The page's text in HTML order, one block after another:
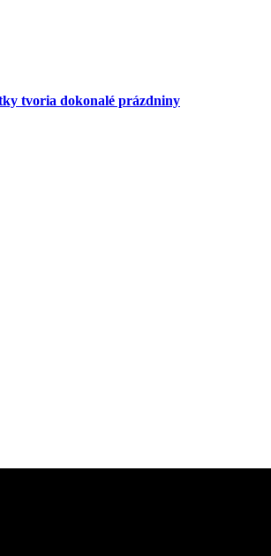
tvoria dokonalé prázdniny